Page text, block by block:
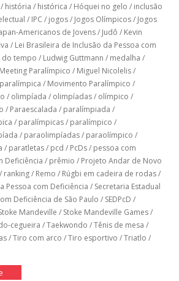
/ história / histórica / Hóquei no gelo / inclusão
/ IPC / jogos/ Jogos Olímpicos/ Jogos
Americanos de Jovens/ Judô / Kevin
/ Lei Brasileira de Inclusão da Pessoa com
do tempo / Ludwig Guttmann / medalha /
Meeting Paralímpico / Miguel Nicolelis/
/ Movimento Paralímpico /
/ olimpíada / olimpíadas/ olímpico /
/ Paraescalada / paralímpiada /
/ paralímpicas/ paralímpico /
/ paraolimpíadas/ paraolímpico /
/ paratletas/ pcd / PcDs/ pessoa com
Deficiência / prêmio / Projeto Andar de Novo
/ ranking/ Remo / Rúgbi em cadeira de rodas/
Pessoa com Deficiência / Secretaria Estadual
Deficiência de São Paulo / SEDPcD /
Mandeville / Stoke Mandeville Games/
cegueira /Taekwondo /Tênis de mesa /
/Tiro com arco /Tiro esportivo /Triatlo /
"História